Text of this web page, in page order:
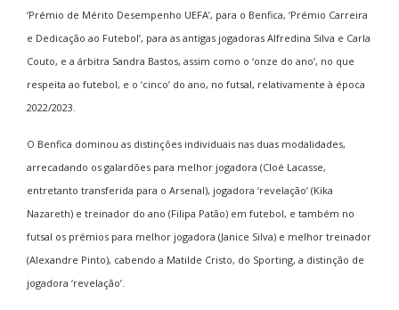
‘Prémio de Mérito Desempenho UEFA’, para o Benfica, ‘Prémio Carreira
e Dedicação ao Futebol’, para as antigas jogadoras Alfredina Silva e Carla
Couto, e a árbitra Sandra Bastos, assim como o ‘onze do ano’, no que
respeita ao futebol, e o ‘cinco’ do ano, no futsal, relativamente à época
2022/2023.
O Benfica dominou as distinções individuais nas duas modalidades,
arrecadando os galardões para melhor jogadora (Cloé Lacasse,
entretanto transferida para o Arsenal), jogadora ‘revelação’ (Kika
Nazareth) e treinador do ano (Filipa Patão) em futebol, e também no
futsal os prémios para melhor jogadora (Janice Silva) e melhor treinador
(Alexandre Pinto), cabendo a Matilde Cristo, do Sporting, a distinção de
jogadora ‘revelação’.